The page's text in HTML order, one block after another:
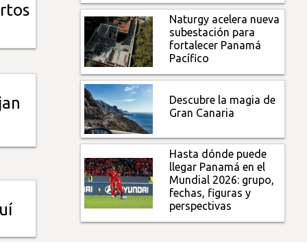
Naturgy acelera nueva
subestación para
fortalecer Panamá
Pacífico
Descubre la magia de
Gran Canaria
Hasta dónde puede
llegar Panamá en el
Mundial 2026: grupo,
fechas, figuras y
perspectivas